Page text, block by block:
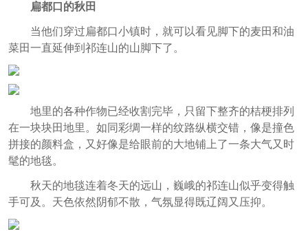
扁都口的秋田
当他们穿过扁都口小镇时，就可以看见脚下的麦田和油
菜田一直延伸到祁连山的山脚下了。
地里的各种作物已经收割完毕，只留下整齐的桔梗排列
在一块块田地里。如同彩绸一样的纹路纵横交错，像是撞色
拼接的颜料盒，又好像是给眼前的大地铺上了一条大气又时
髦的地毯。
秋天的地毯连着冬天的远山，巍峨的祁连山似乎变得触
手可及。天色依然阴郁不散，气氛显得既辽阔又压抑。